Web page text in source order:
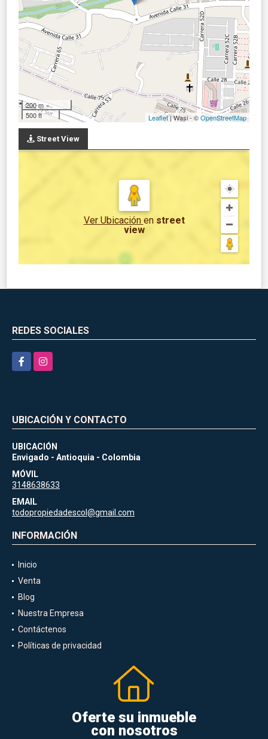
200 m
500 ft
Leaflet| Wasi - ©OpenStreetMap
Street View
Ver Ubicación en street
view
REDES SOCIALES
FacebookInstagram
UBICACIÓN Y CONTACTO
UBICACIÓN
Envigado - Antioquia - Colombia
MÓVIL
3148638633
EMAIL
todopropiedadescol@gmail.com
INFORMACIÓN
Inicio
Venta
Blog
Nuestra Empresa
Contáctenos
Políticas de privacidad
Oferte su inmueble
con nosotros